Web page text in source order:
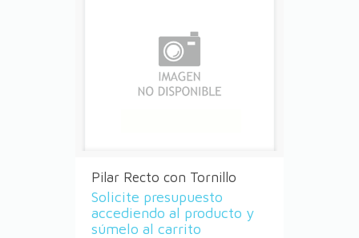
Pilar Recto con Tornillo
Solicite presupuesto
accediendo al producto y
súmelo al carrito